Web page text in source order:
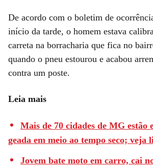
De acordo com o boletim de
início da tarde, o homem estava
carreta na borracharia que fica no
quando o pneu estourou e acabou
contra um poste.
Leia mais
Mais de 70 cidades de MG estão
geada em meio ao tempo seco; veja
Jovem bate moto em carro, cai